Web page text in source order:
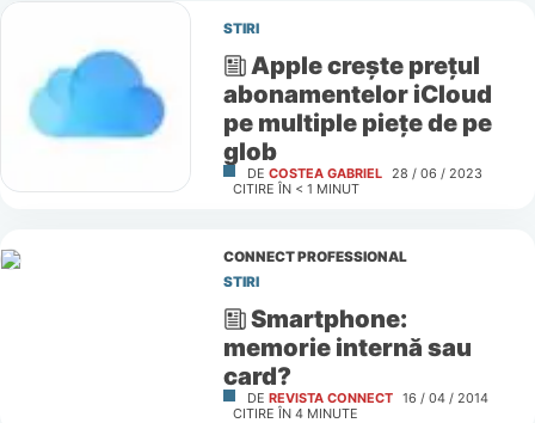
STIRI
Apple creşte preţul
abonamentelor iCloud
pe multiple pieţe de pe
glob
DE COSTEA GABRIEL 28 / 06 / 2023
CITIRE ÎN < 1 MINUT
CONNECT PROFESSIONAL
STIRI
Smartphone:
memorie internă sau
card?
DE REVISTA CONNECT 16 / 04 / 2014
CITIRE ÎN 4 MINUTE